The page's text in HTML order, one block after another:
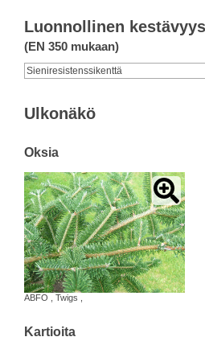
Luonnollinen
(EN 350 mukaan)
Sieniresistenssikenttä
Ulkonäkö
Oksia
ABFO Twigs
Kartioita